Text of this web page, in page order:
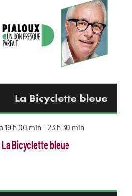
Bicyclette bleue
19 h 00 min- 23 h 30 min